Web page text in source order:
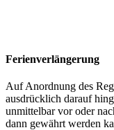
Ferienverlängerung
Auf Anordnung des
ausdrücklich darauf
unmittelbar vor oder
dann gewährt werden